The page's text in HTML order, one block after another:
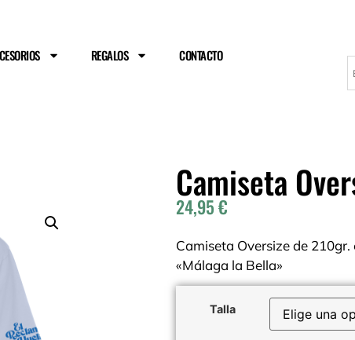
REGALOS CONTACTO
Camiseta
24,95€
Camiseta Oversize de
«Málaga la Bella»
Talla